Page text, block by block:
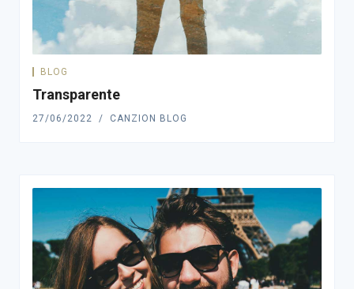
BLOG
Transparente
27/06/2022 CANZION BLOG